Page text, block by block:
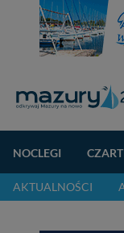
NOCLEGI
AKTUALNOŚCI